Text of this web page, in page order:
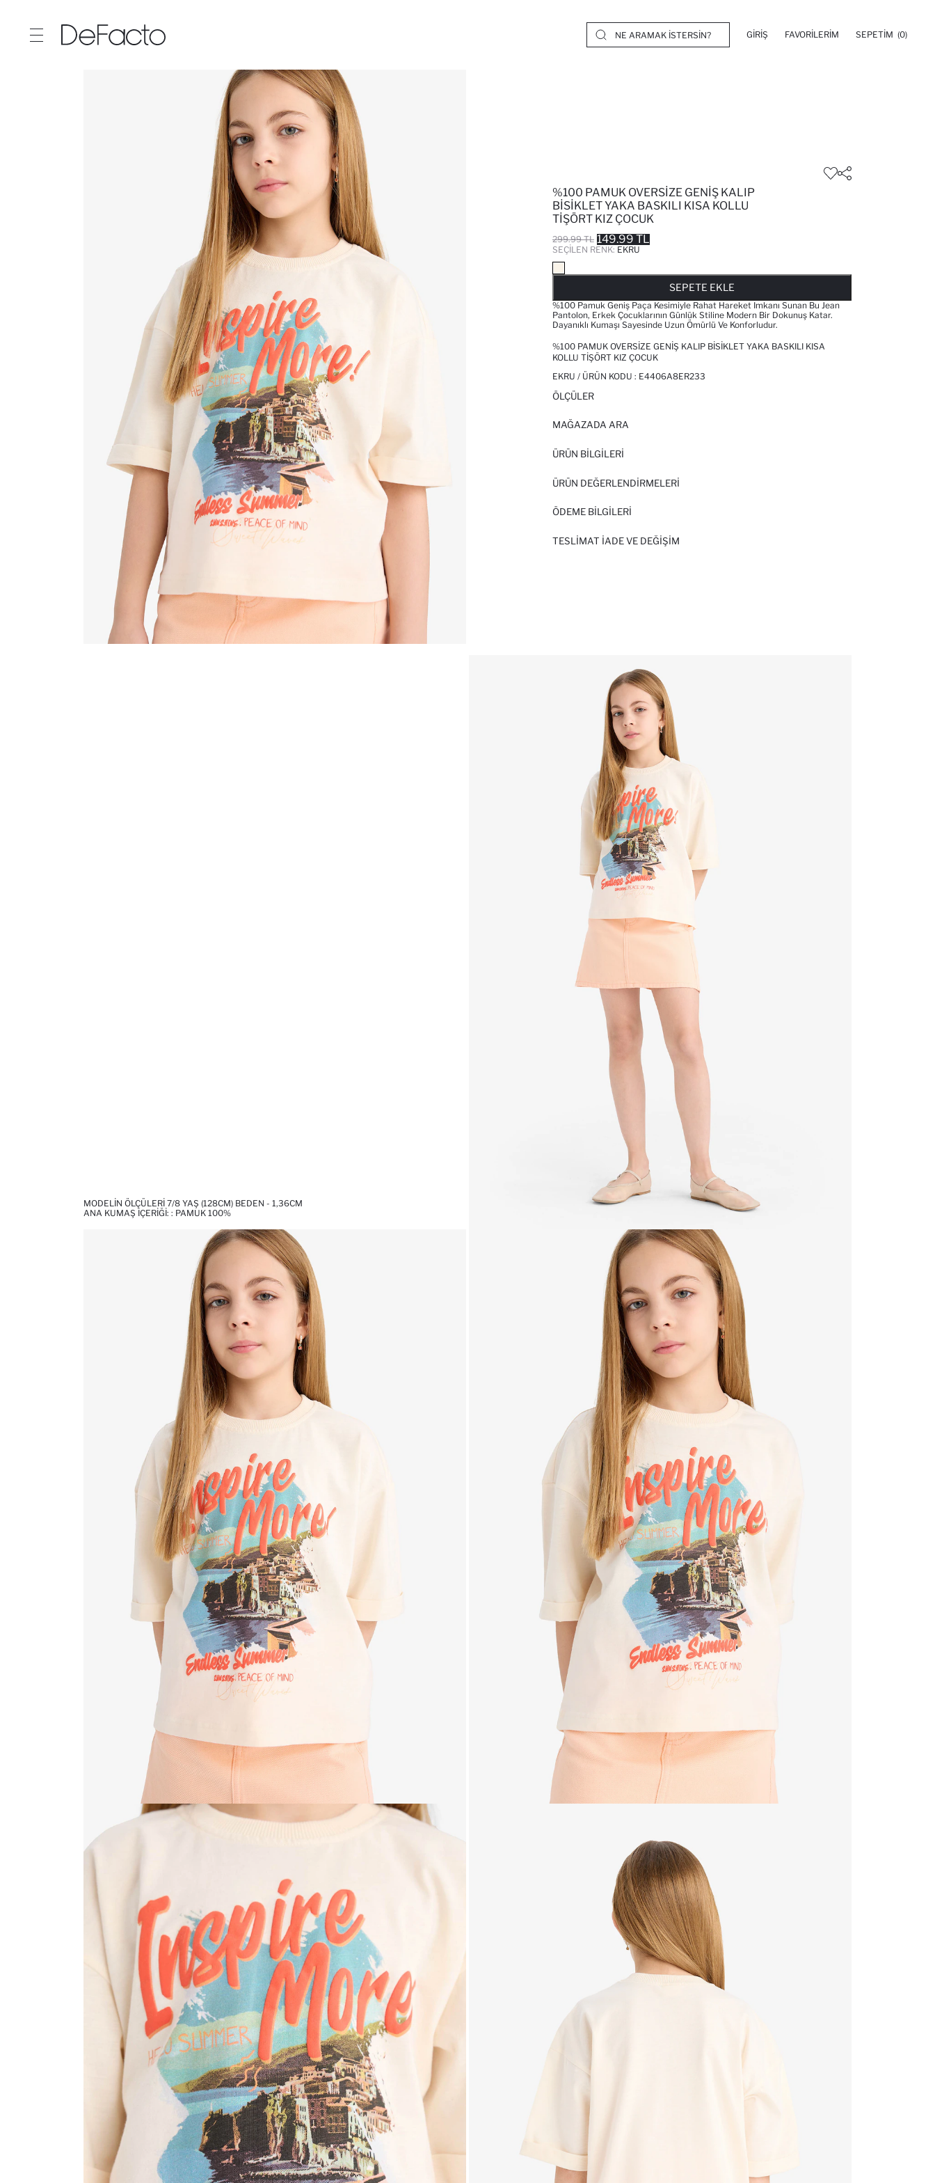
GIRIŞ FAVORILERIM SEPETIM (0)
%100 PAMUK OVERSIZE GENIŞ KALIP
BISIKLET YAKA BASKILI KISA KOLLU
TIŞÖRT KIZ ÇOCUK
299.99 TL 149.99 TL
SEÇILEN RENK: EKRU
SEPETE EKLE
%100 Pamuk Geniş Paça Kesimiyle Rahat Hareket Imkanı Sunan Bu Jean
Pantolon, Erkek Çocuklarının Günlük Stiline Modern Bir Dokunuş Katar.
Dayanıklı Kumaşı Sayesinde Uzun Ömürlü Ve Konforludur.
%100 PAMUK OVERSIZE GENIŞ KALIP BISIKLET YAKA BASKILI KISA
KOLLU TIŞÖRT KIZ ÇOCUK
EKRU / ÜRÜN KODU : E4406A8ER233
ÖLÇÜLER
MAĞAZADA ARA
ÜRÜN BILGILERI
ÜRÜN DEĞERLENDİRMELERİ
ÖDEME BİLGİLERİ
TESLIMAT İADE VE DEĞIŞIM
MODELIN ÖLÇÜLERI 7/8 YAŞ (128CM) BEDEN - 1,36CM
ANA KUMAŞ İÇERIĞI: : PAMUK 100%